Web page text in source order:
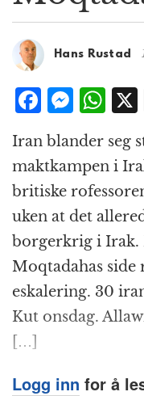
Hans Rustad
F
a
c
e
b
o
o
k
M
e
ss
e
n
g
e
r
W
at
s
A
p
p
Iran blander seg
maktkampen i
britiske
uken at det
borgerkrig i Irak.
Moqtadahas
eskalering. 30
Kut onsdag.
[…]
Logg inn for å